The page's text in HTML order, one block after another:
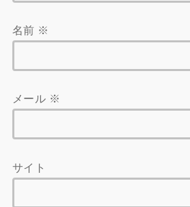
名前 ※
メール ※
サイト